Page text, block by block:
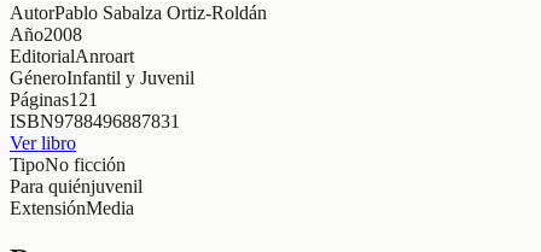
AutorPablo Sabalza Ortiz-Roldán
Año2008
EditorialAnroart
GéneroInfantil y Juvenil
Páginas121
ISBN9788496887831
Ver libro
TipoNo ficción
Para quiénjuvenil
ExtensiónMedia